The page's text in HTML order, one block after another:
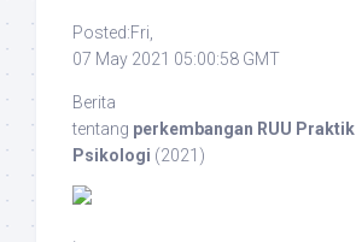
Posted:Fri,
07 May 2021 05:00:58 GMT
Berita
tentang perkembangan RUU Praktik
Psikologi (2021)